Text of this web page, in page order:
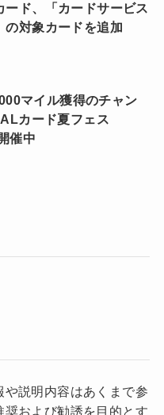
ード、「カードサービス
の対象カードを追加
マイル獲得のチャン
カード夏フェス
催中
説明内容はあくまで参
および勧誘を目的とす